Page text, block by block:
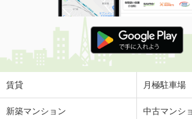
賃貸 月極駐車場
新築マンション 中古マンシ